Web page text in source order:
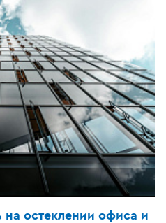
остеклении офиса и